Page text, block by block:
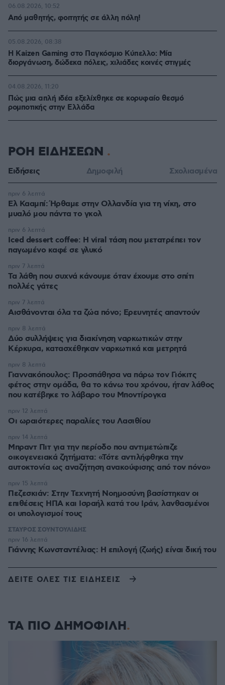
Από μαθητής, φοιτητής σε άλλη πόλη!
06.08.2026, 10:52
H Kaizen Gaming στο Παγκόσμιο Kύπελλο: Μία
διοργάνωση, δώδεκα πόλεις, χιλιάδες κοινές στιγμές
05.08.2026, 08:38
Πώς μια απλή ιδέα εξελίχθηκε σε κορυφαίο θεσμό
ρομποτικής στην Ελλάδα
04.08.2026, 11:20
ΡΟΗ ΕΙΔΗΣΕΩΝ
Ειδήσεις Δημοφιλή Σχολιασμένα
Ελ Κααμπί: Ήρθαμε στην Ολλανδία για τη νίκη, στο
μυαλό μου πάντα το γκολ
πριν 6 λεπτά
Iced dessert coffee: Η viral τάση που μετατρέπει τον
παγωμένο καφέ σε γλυκό
πριν 6 λεπτά
Τα λάθη που συχνά κάνουμε όταν έχουμε στο σπίτι
πολλές γάτες
πριν 7 λεπτά
Αισθάνονται όλα τα ζώα πόνο; Ερευνητές απαντούν
πριν 7 λεπτά
Δύο συλλήψεις για διακίνηση ναρκωτικών στην
Κέρκυρα, κατασχέθηκαν ναρκωτικά και μετρητά
πριν 8 λεπτά
Γιαννακόπουλος: Προσπάθησα να πάρω τον Γιόκιτς
φέτος στην ομάδα, θα το κάνω του χρόνου, ήταν λάθος
που κατέβηκε το λάβαρο του Μποντίρογκα
πριν 8 λεπτά
Οι ωραιότερες παραλίες του Λασιθίου
πριν 12 λεπτά
Μπραντ Πιτ για την περίοδο που αντιμετώπιζε
οικογενειακά ζητήματα: «Τότε αντιλήφθηκα την
αυτοκτονία ως αναζήτηση ανακούφισης από τον πόνο»
πριν 14 λεπτά
Πεζεσκιάν: Στην Τεχνητή Νοημοσύνη βασίστηκαν οι
επιθέσεις ΗΠΑ και Ισραήλ κατά του Ιράν, λανθασμένοι
οι υπολογισμοί τους
πριν 15 λεπτά
ΣΤΑΥΡΟΣ ΣΟΥΝΤΟΥΛΙΔΗΣ
Γιάννης Κωνσταντέλιας: Η επιλογή (ζωής) είναι δική του
πριν 16 λεπτά
ΔΕΙΤΕ ΟΛΕΣ ΤΙΣ ΕΙΔΗΣΕΙΣ
ΤΑ ΠΙΟ ΔΗΜΟΦΙΛΗ